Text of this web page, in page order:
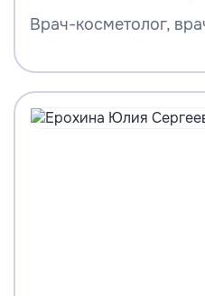
Врач-косметолог,